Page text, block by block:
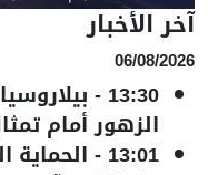
آخر الأخبار
06/08/2026
13:30
-
الزهور أمام
13:01
-